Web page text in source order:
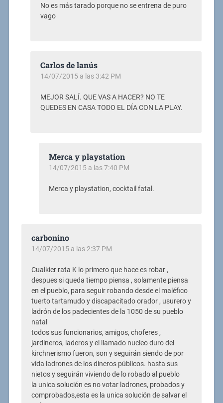
No es más tarado porque no se entrena de puro
vago
Carlos de lanús
14/07/2015 a las 3:42 PM
MEJOR SALÍ. QUE VAS A HACER? NO TE
QUEDES EN CASA TODO EL DÍA CON LA PLAY.
Merca y playstation
14/07/2015 a las 7:40 PM
Merca y playstation, cocktail fatal.
carbonino
14/07/2015 a las 2:37 PM
Cualkier rata K lo primero que hace es robar ,
despues si queda tiempo piensa , solamente piensa
en el pueblo, para seguir robando desde el maléfico
tuerto tartamudo y discapacitado orador , usurero y
ladrón de los padecientes de la 1050 de su pueblo
natal
todos sus funcionarios, amigos, choferes ,
jardineros, laderos y el llamado nucleo duro del
kirchnerismo fueron, son y seguirán siendo de por
vida ladrones de los dineros públicos. hasta sus
nietos y seguirán viviendo de lo robado al pueblo
la unica solución es no votar ladrones, probados y
comprobados,esta es la unica solución de salvar el